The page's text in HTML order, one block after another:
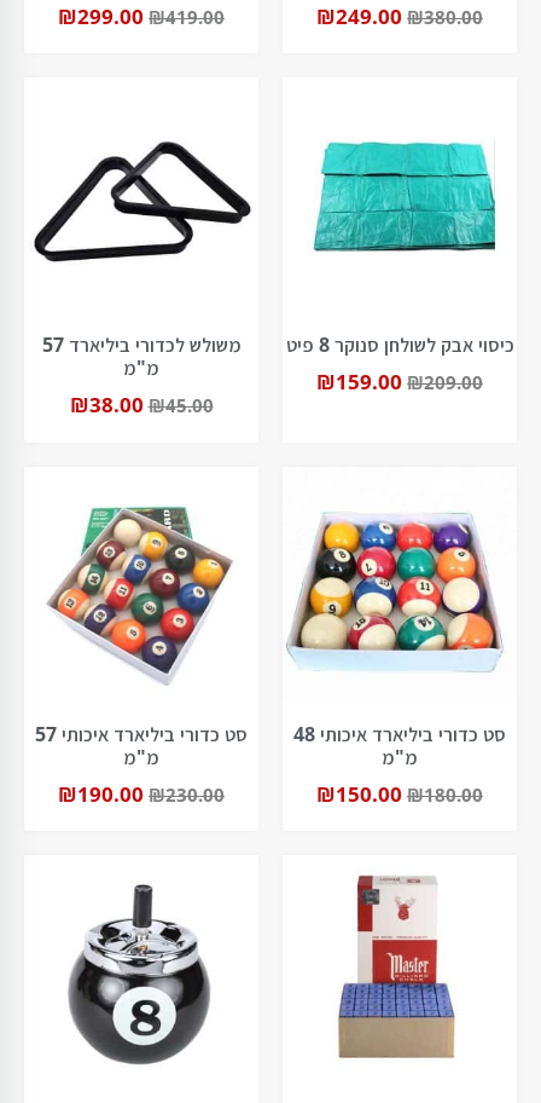
₪380.00
₪249.00
₪419.00
₪299.00
כיסוי אבק לשולחן סנוקר 8 פיט
₪209.00
₪159.00
משולש לכדורי ביליארד 57
מ"מ
₪45.00
₪38.00
סט כדורי ביליארד איכותי 48
מ"מ
₪180.00
₪150.00
סט כדורי ביליארד איכותי 57
מ"מ
₪230.00
₪190.00